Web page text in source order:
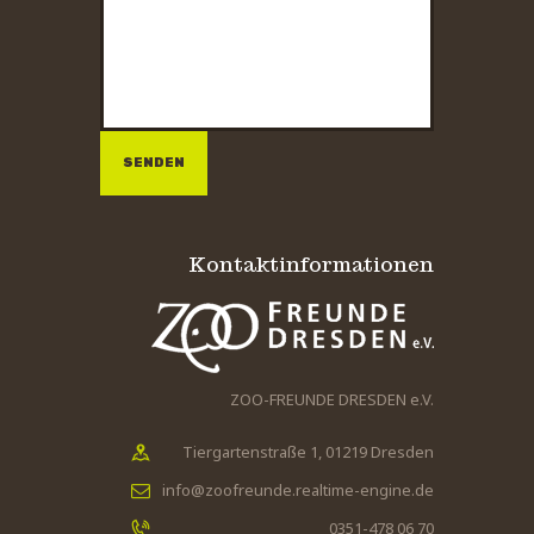
Kontaktinformationen
ZOO-FREUNDE DRESDEN e.V.
Tiergartenstraße 1, 01219 Dresden
info@zoofreunde.realtime-engine.de
0351-478 06 70